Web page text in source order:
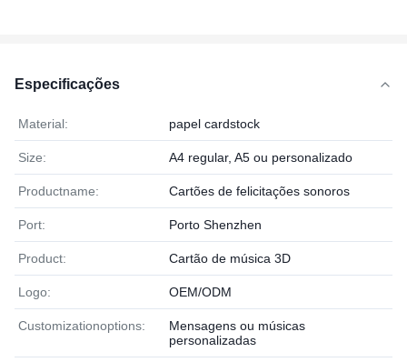
Especificações
Material: papel cardstock
Size: A4 regular, A5 ou personalizado
Productname: Cartões de felicitações sonoros
Port: Porto Shenzhen
Product: Cartão de música 3D
Logo: OEM/ODM
Customizationoptions:
Mensagens ou músicas
personalizadas